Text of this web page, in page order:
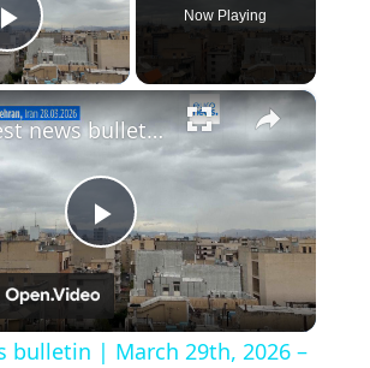
Play Video
Now Playing
×
Play
Video
Latest news bulletin | March 29th, 2026 – Morning
bulletin | March 29th, 2026 –